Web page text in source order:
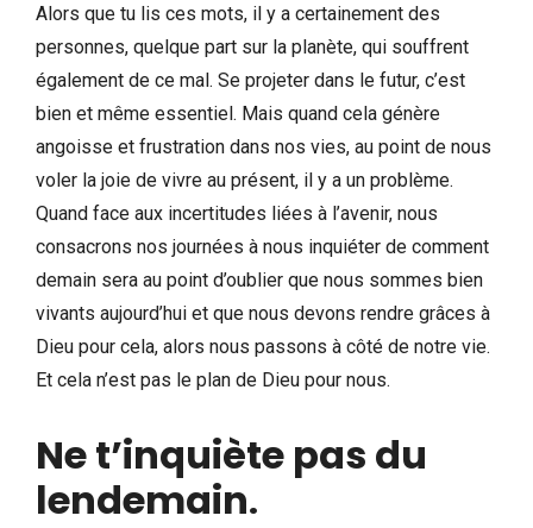
Alors que tu lis ces mots, il y a certainement des
personnes, quelque part sur la planète, qui souffrent
également de ce mal. Se projeter dans le futur, c’est
bien et même essentiel. Mais quand cela génère
angoisse et frustration dans nos vies, au point de nous
voler la joie de vivre au présent, il y a un problème.
Quand face aux incertitudes liées à l’avenir, nous
consacrons nos journées à nous inquiéter de comment
demain sera au point d’oublier que nous sommes bien
vivants aujourd’hui et que nous devons rendre grâces à
Dieu pour cela, alors nous passons à côté de notre vie.
Et cela n’est pas le plan de Dieu pour nous.
Ne t’inquiète pas du
lendemain.